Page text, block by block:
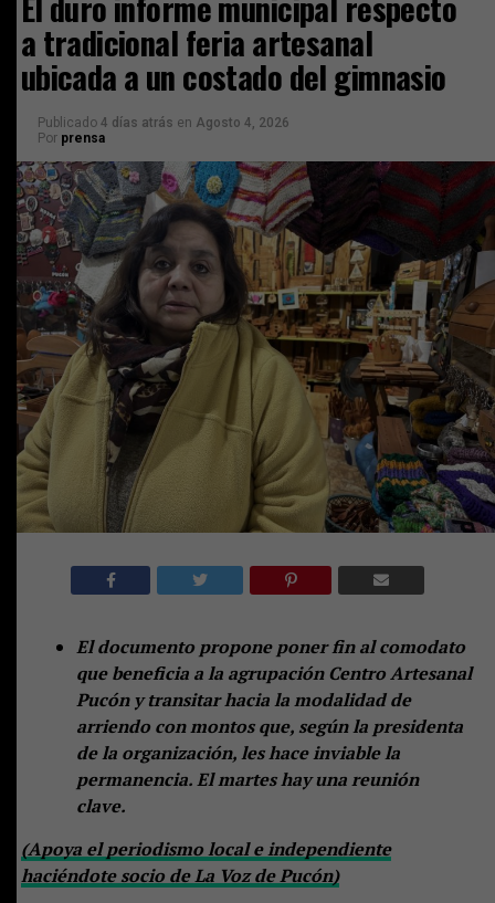
a tradicional feria artesanal
ubicada a un costado del gimnasio
Publicado 4 días atrás en Agosto 4, 2026
Por prensa
El documento propone poner fin al comodato
que beneficia a la agrupación Centro Artesanal
Pucón y transitar hacia la modalidad de
arriendo con montos que, según la presidenta
de la organización, les hace inviable la
permanencia. El martes hay una reunión
clave.
(Apoya el periodismo local e independiente
haciéndote socio de La Voz de Pucón)